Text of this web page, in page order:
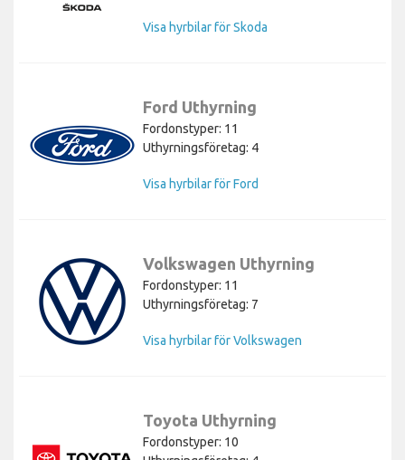
Visa hyrbilar för Skoda
Ford Uthyrning
Fordonstyper: 11
Uthyrningsföretag: 4
Visa hyrbilar för Ford
Volkswagen Uthyrning
Fordonstyper: 11
Uthyrningsföretag: 7
Visa hyrbilar för Volkswagen
Toyota Uthyrning
Fordonstyper: 10